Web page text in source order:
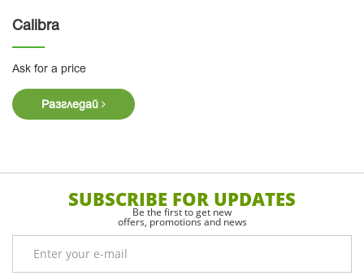
Calibra
Ask for a price
Разгледай
SUBSCRIBE FOR UPDATES
Be the first to get new
offers, promotions and news